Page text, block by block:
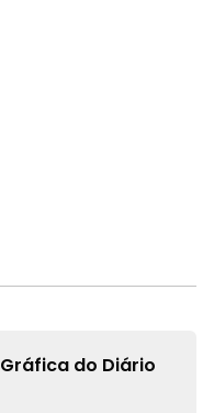
Gráfica do Diário